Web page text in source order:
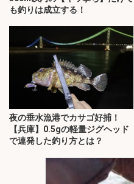
も釣りは成立する！
夜の垂水漁港でカサゴ好捕！
【兵庫】0.5gの軽量ジグヘッド
で連発した釣り方とは？